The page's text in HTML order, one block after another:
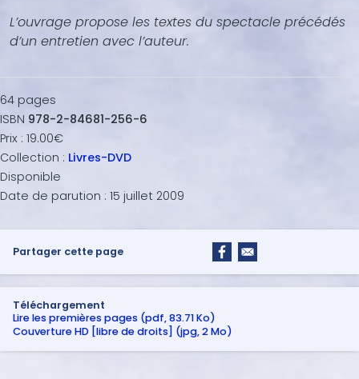
L’ouvrage propose les textes du spectacle précédés
d’un entretien avec l’auteur.
64 pages
ISBN 978-2-84681-256-6
Prix : 19.00€
Collection : Livres-DVD
Disponible
Date de parution : 15 juillet 2009
Partager cette page
Téléchargement
Lire les premières pages (pdf, 83.71 Ko)
Couverture HD [libre de droits] (jpg, 2 Mo)